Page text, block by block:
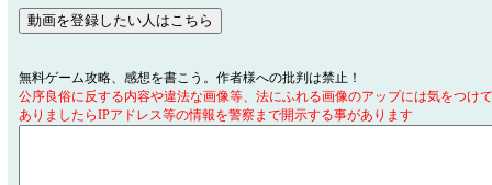
無料ゲーム攻略、感想を書こう。作者様への批判は禁止！
公序良俗に反する内容や違法な画像等、法にふれる画像のアップには気をつけ
ありましたらIPアドレス等の情報を警察まで開示する事があります